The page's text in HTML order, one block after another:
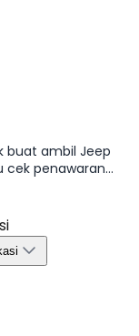
buat ambil Jeep
cek penawaran
bonus yang
lebih efisien
di Agustus